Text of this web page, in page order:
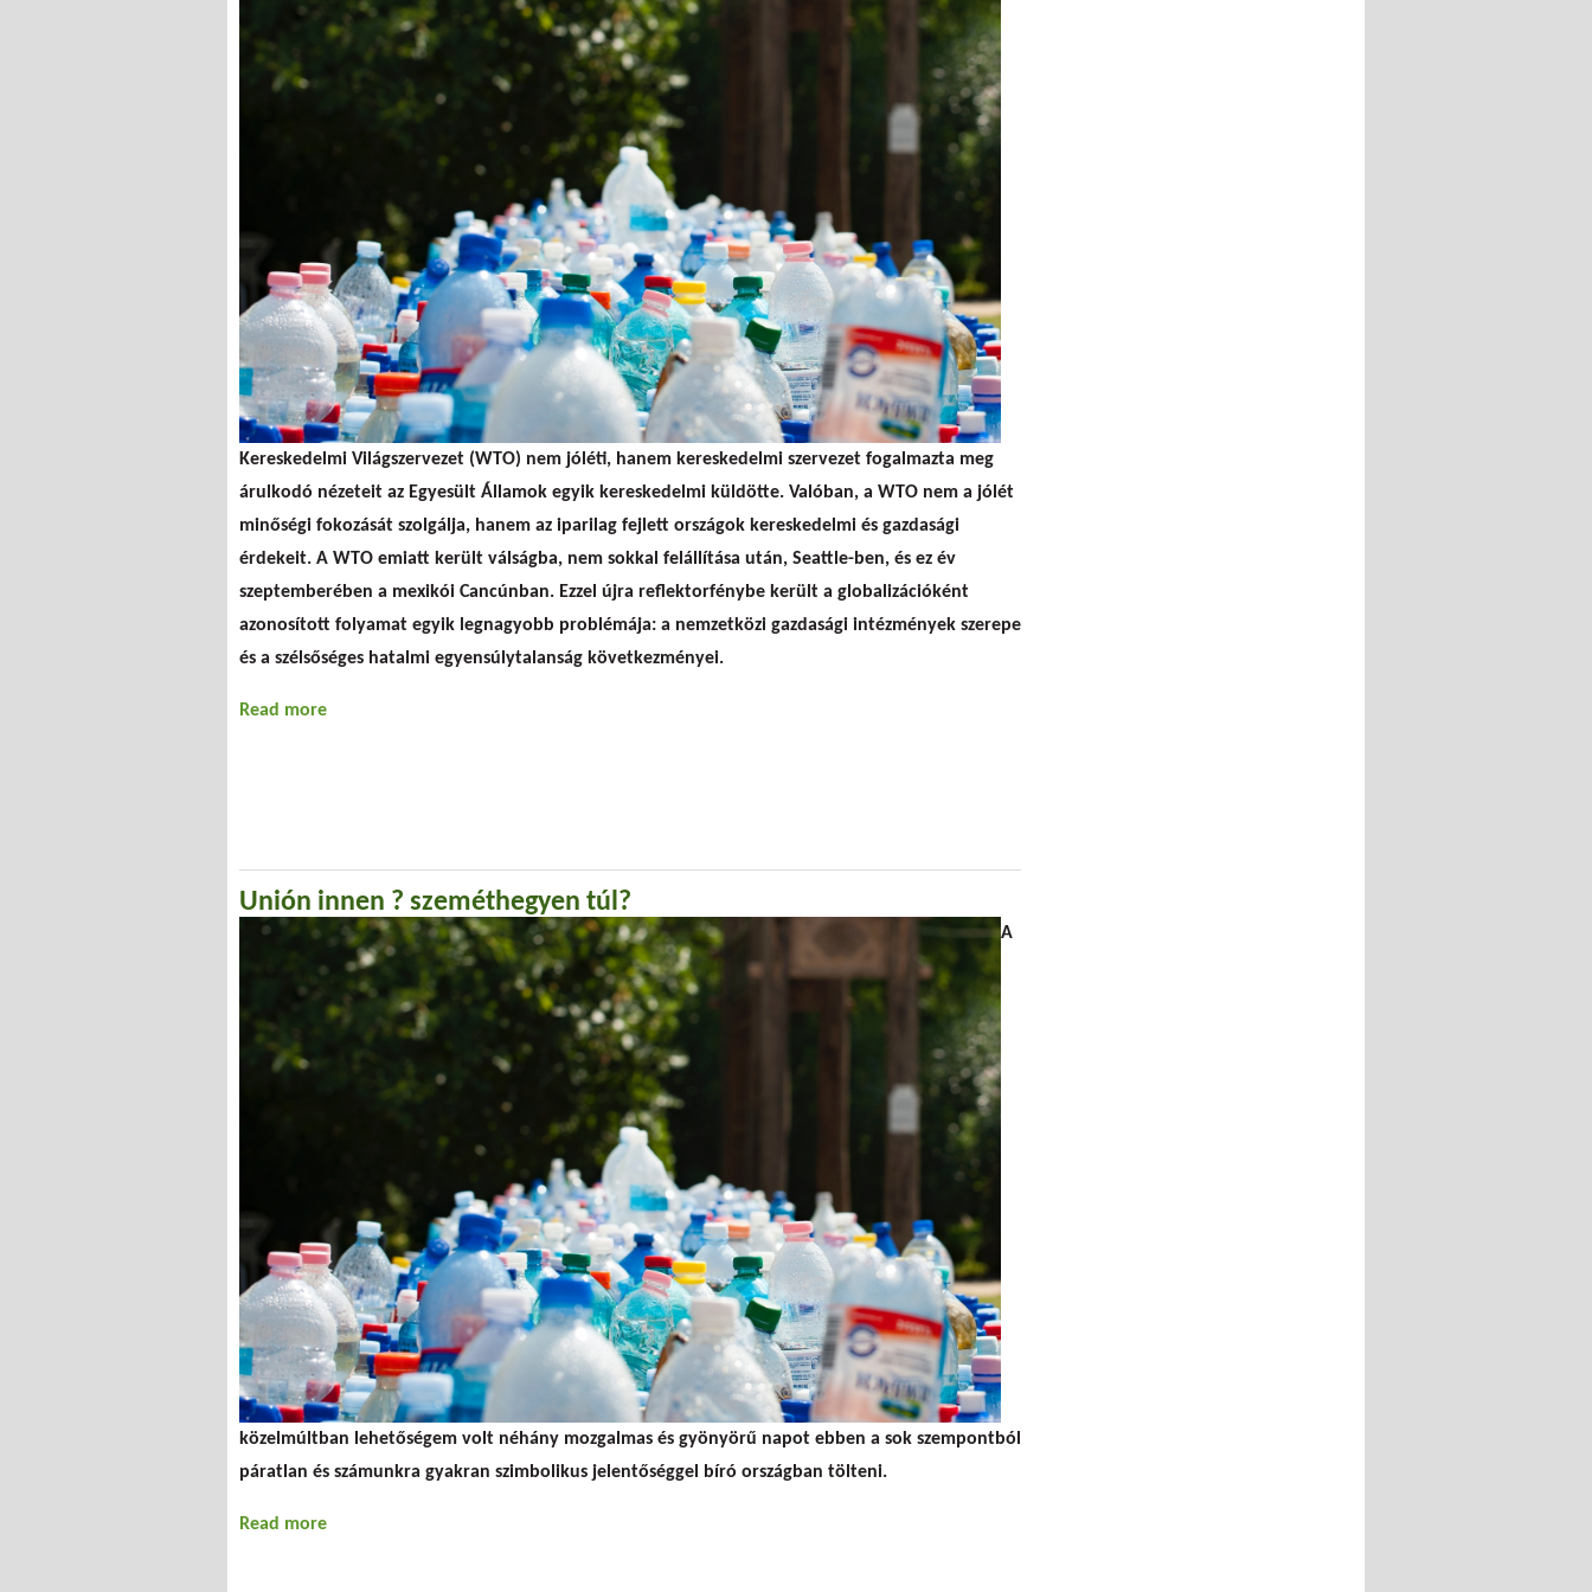
Kereskedelmi Világszervezet (WTO) nem jóléti, hanem kereskedelmi szervezet fogalmazta meg
árulkodó nézeteit az Egyesült Államok egyik kereskedelmi küldötte. Valóban, a WTO nem a jólét
minőségi fokozását szolgálja, hanem az iparilag fejlett országok kereskedelmi és gazdasági
érdekeit. A WTO emiatt került válságba, nem sokkal felállítása után, Seattle-ben, és ez év
szeptemberében a mexikói Cancúnban. Ezzel újra reflektorfénybe került a globalizációként
azonosított folyamat egyik legnagyobb problémája: a nemzetközi gazdasági intézmények szerepe
és a szélsőséges hatalmi egyensúlytalanság következményei.
Read more
Unión innen ? szeméthegyen túl?
A
közelmúltban lehetőségem volt néhány mozgalmas és gyönyörű napot ebben a sok szempontból
páratlan és számunkra gyakran szimbolikus jelentőséggel bíró országban tölteni.
Read more